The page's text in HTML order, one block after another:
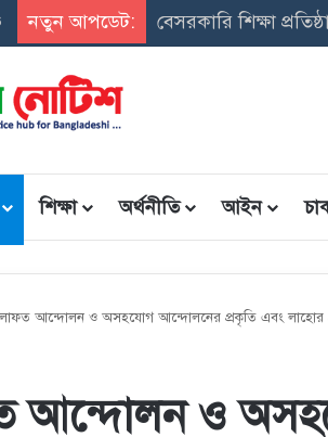
নতুন আপডেট: সমন্বিত উপবৃত্তি তথ্য
শিক্ষা অর্থনীতি আইন
আন্দোলন ও অসহযােগ আন্দোলনের প্রকৃতি এবং লাহাের
আন্দোলন ও